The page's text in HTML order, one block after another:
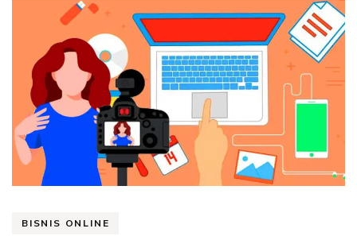
BISNIS ONLINE